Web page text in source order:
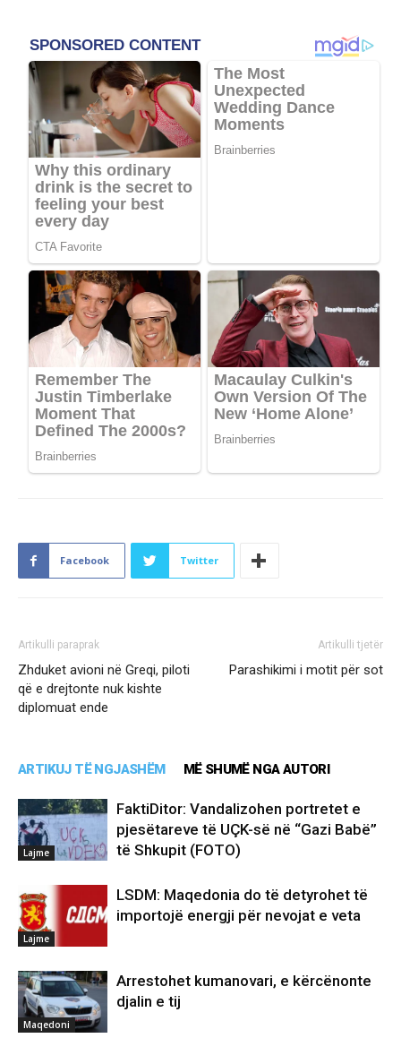
Facebook Twitter
Artikulli paraprak
Zhduket avioni në Greqi, piloti
që e drejtonte nuk kishte
diplomuat ende
Artikulli tjetër
Parashikimi i motit për sot
ARTIKUJ TË NGJASHËM MË SHUMË NGA AUTORI
Lajme
FaktiDitor: Vandalizohen portretet e
pjesëtareve të UÇK-së në “Gazi Babë”
të Shkupit (FOTO)
Lajme
LSDM: Maqedonia do të detyrohet të
importojë energji për nevojat e veta
Maqedoni
Arrestohet kumanovari, e kërcënonte
djalin e tij